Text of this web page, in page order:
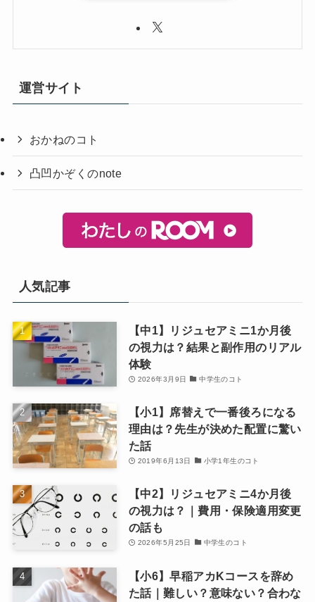
運営サイト
おかねのコト
凸凹かぞくのnote
人気記事
【中1】リジュセアミニ1か月後
の視力は？結果と副作用のリアル
体験
2026年3月9日 中学生のコト
【小1】席替えで一番後ろになる
理由は？先生が決めた配置に驚い
た話
2019年6月13日 小学1年生のコト
【中2】リジュセアミニ4か月後
の視力は？｜費用・保険適用変更
の話も
2026年5月25日 中学生のコト
【小6】早稲アカKコースを辞め
た話｜難しい？意味ない？合わな